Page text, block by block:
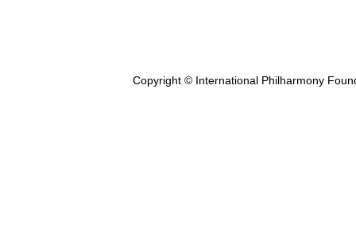
Copyright © International Philharmony